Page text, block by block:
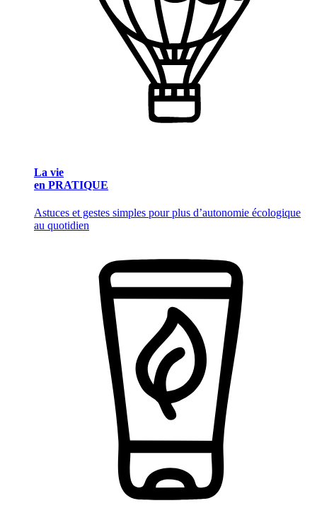
La vie
en PRATIQUE
Astuces et gestes simples pour plus d’autonomie écologique
au quotidien